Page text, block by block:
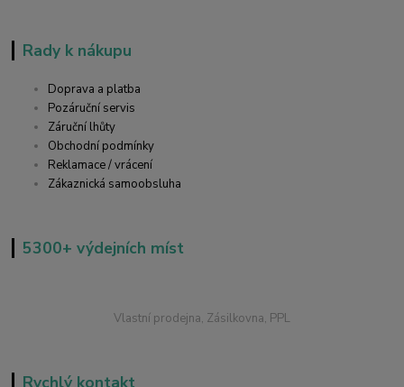
Rady k nákupu
Doprava a platba
Pozáruční servis
Záruční lhůty
Obchodní podmínky
Reklamace / vrácení
Zákaznická samoobsluha
5300+ výdejních míst
Vlastní prodejna, Zásilkovna, PPL
Rychlý kontakt